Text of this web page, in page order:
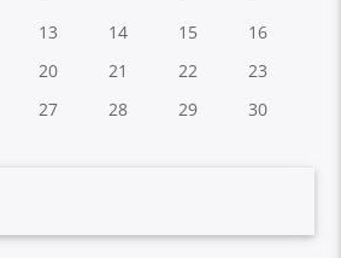
13 14 15
16
20 21 22
23
27 28 29
30